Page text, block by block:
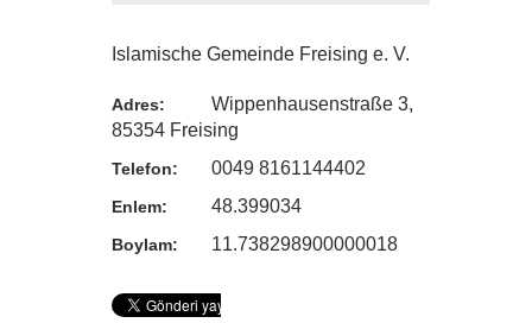
Islamische Gemeinde Freising e. V.
Adres:
Wippenhausenstraße 3,
85354 Freising
Telefon: 0049 8161144402
Enlem: 48.399034
Boylam: 11.738298900000018